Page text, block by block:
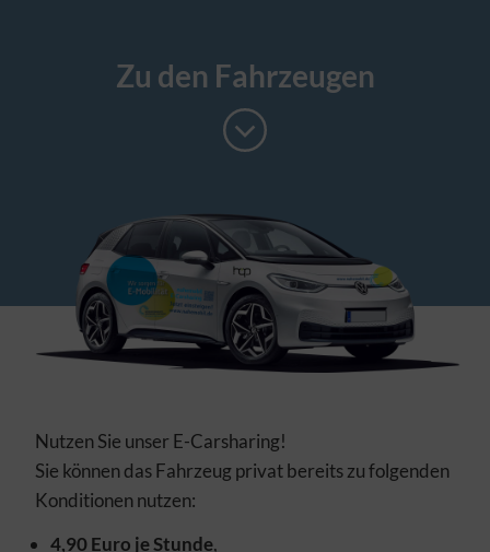
Zu den Fahrzeugen
Nutzen Sie unser E-Carsharing!
Sie können das Fahrzeug privat bereits zu folgenden
Konditionen nutzen:
4,90 Euro je Stunde,
Auswahl übernehmen Alle Cookies akzeptieren